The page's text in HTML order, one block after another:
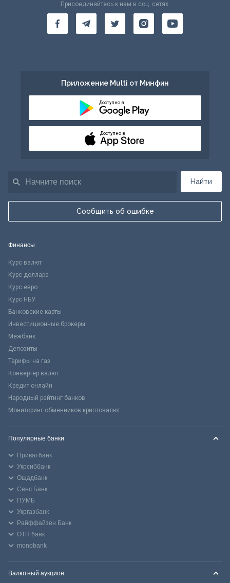
Найти
Сообщить об ошибке
Присоединяйтесь к нам в соц. сетях:
Приложение Multi от Минфин
Доступно в
Доступно в
Финансы
Курс валют
Курс доллара
Курс евро
Курс НБУ
Банковские карты
Инвестиционные брокеры
Межбанк
Депозиты
Тарифы на газ
Конвертер валют
Кредит онлайн
Народный рейтинг банков
Мониторинг обменников криптовалют
Популярные банки
Приватбанк
Укрсиббанк
Ощадбанк
Сенс Банк
ПУМБ
Укргазбанк
Райффайзен Банк
ОТП банк
monobank
Валютный аукцион